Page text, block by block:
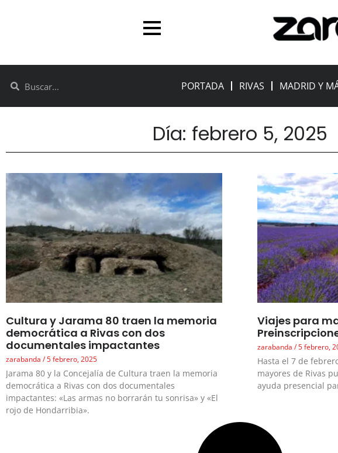
PORTADA RIVAS MADRID Y
Día: febrero 5, 2025
Cultura y Jarama 80 traen la memoria
democrática a Rivas con dos
documentales impactantes
zarabanda 5 febrero, 2025
Jarama 80 y la Concejalía de Cultura traen la memoria
democrática a Rivas con dos documentales
impactantes: «Las armas no borrarán tu sonrisa» y «El
rojo de Hondarribia».
Viajes para
zarabanda 5 febrero,
Hasta el 7 de
mayores de Rivas
ayuda presencial